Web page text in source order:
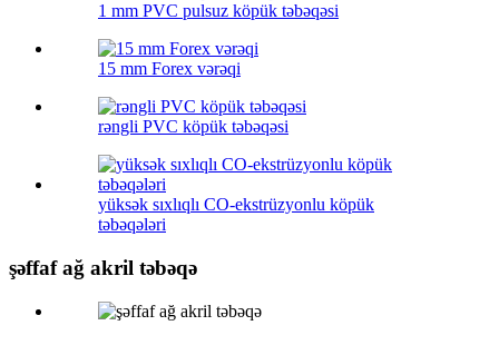
1 mm PVC pulsuz köpük təbəqəsi
15 mm Forex vərəqi
rəngli PVC köpük təbəqəsi
yüksək sıxlıqlı CO-ekstrüzyonlu köpük
təbəqələri
şəffaf ağ akril təbəqə